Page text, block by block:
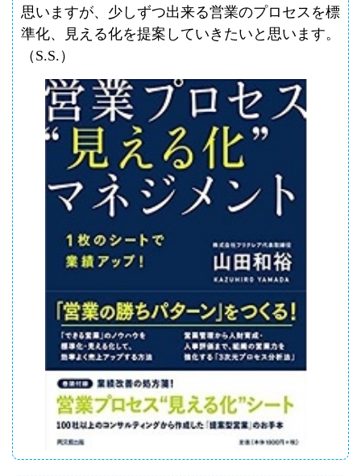
思いますが、少しずつ出来る営業のプロセスを標
準化、見える化を提案していきたいと思います。
（ S.S. ）